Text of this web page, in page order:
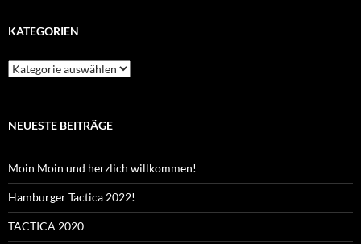
KATEGORIEN
Kategorien
NEUESTE BEITRÄGE
Moin Moin und herzlich willkommen!
Hamburger Tactica 2022!
TACTICA 2020